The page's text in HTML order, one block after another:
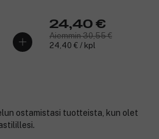
24,40 €
Aiemmin 30,55 €
24,40 € / kpl
ostamistasi tuotteista, kun olet